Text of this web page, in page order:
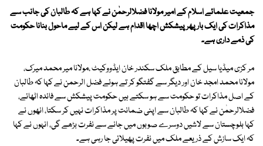
جمعیت علمائے اسلام کے امیر مولانا فضلالرحمٰن نے کہا ہے کہ طالبان کی جانب سے
مذاکرات کی ایک بار پھر پیشکش اچھا اقدام ہے لیکن اس کے لیے ماحول بنانا حکومت
کی ذمے داری ہے۔
مر کزی میڈیا سیل کے مطابق ملک سکندر خان ایڈووکیٹ ،مولانا میر محمد میرک،
مولانا محمد امجد خان اور دیگر سے گفتگو کر تے ہوئے فضل الرحمن نے کہا کہ طالبان
کے اصل مذاکرات تو حکومت سے ہو سکتے ہیں حکومت پیشکش سے فائدہ اٹھائے،
فضلالرحمٰن نے کہا کہ طالبان سے اپنی ضمانت پر مذاکرات نہیں کر سکتا، انھوں نے
کہا بلوچستان سے لاشیں دوسرے صوبوں میں جانے سے نفرت بڑھے گی، انہوں نے کہا
کہ ایک سازش کے ذریعے ملک میں نفرت پھیلائی جا رہی ہے۔